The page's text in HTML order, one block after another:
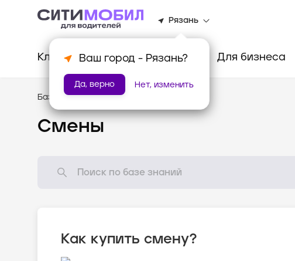
Рязань
Ваш город - Рязань?
Да, верно Нет, изменить
Клиентам Водителям Для бизнеса
База знаний /Мотивация
Смены
Как купить смену?